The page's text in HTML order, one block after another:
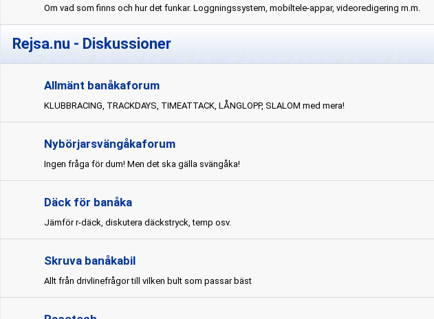
Om vad som finns och hur det funkar. Loggningssystem, mobiltele-appar, videoredigering m.m.
Rejsa.nu - Diskussioner
Allmänt banåkaforum
KLUBBRACING, TRACKDAYS, TIMEATTACK, LÅNGLOPP, SLALOM med mera!
Nybörjarsvängåkaforum
Ingen fråga för dum! Men det ska gälla svängåka!
Däck för banåka
Jämför r-däck, diskutera däckstryck, temp osv.
Skruva banåkabil
Allt från drivlinefrågor till vilken bult som passar bäst